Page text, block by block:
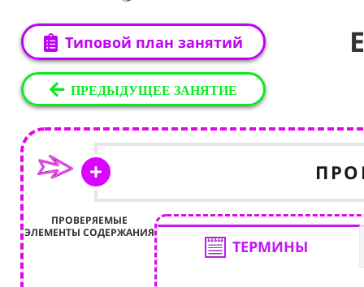
Типовой план занятий
ПРЕДЫДУЩЕЕ ЗАНЯТИЕ
ПРОВЕРЯЕМЫЕ
ЭЛЕМЕНТЫ СОДЕРЖАНИЯ
ТЕРМИНЫ